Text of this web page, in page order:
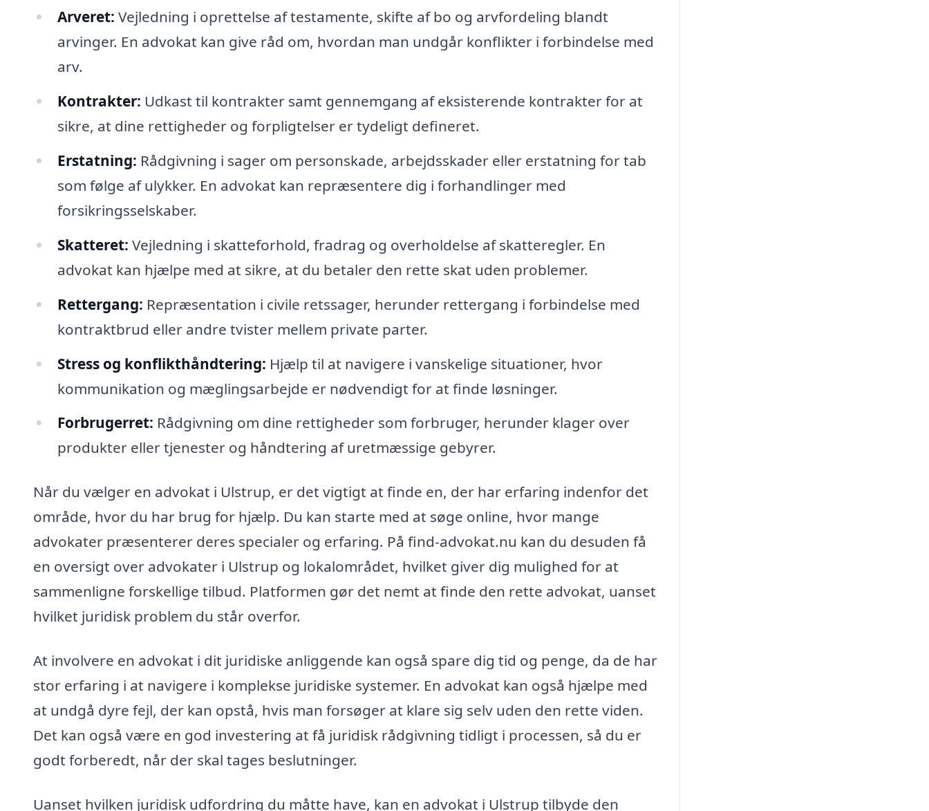
Arveret: Vejledning i oprettelse af testamente, skifte af bo og arvfordeling blandt
arvinger. En advokat kan give råd om, hvordan man undgår konflikter i forbindelse med
arv.
Kontrakter: Udkast til kontrakter samt gennemgang af eksisterende kontrakter for at
sikre, at dine rettigheder og forpligtelser er tydeligt defineret.
Erstatning: Rådgivning i sager om personskade, arbejdsskader eller erstatning for tab
som følge af ulykker. En advokat kan repræsentere dig i forhandlinger med
forsikringsselskaber.
Skatteret: Vejledning i skatteforhold, fradrag og overholdelse af skatteregler. En
advokat kan hjælpe med at sikre, at du betaler den rette skat uden problemer.
Rettergang: Repræsentation i civile retssager, herunder rettergang i forbindelse med
kontraktbrud eller andre tvister mellem private parter.
Stress og konflikthåndtering: Hjælp til at navigere i vanskelige situationer, hvor
kommunikation og mæglingsarbejde er nødvendigt for at finde løsninger.
Forbrugerret: Rådgivning om dine rettigheder som forbruger, herunder klager over
produkter eller tjenester og håndtering af uretmæssige gebyrer.
Når du vælger en advokat i Ulstrup, er det vigtigt at finde en, der har erfaring indenfor det
område, hvor du har brug for hjælp. Du kan starte med at søge online, hvor mange
advokater præsenterer deres specialer og erfaring. På find-advokat.nu kan du desuden få
en oversigt over advokater i Ulstrup og lokalområdet, hvilket giver dig mulighed for at
sammenligne forskellige tilbud. Platformen gør det nemt at finde den rette advokat, uanset
hvilket juridisk problem du står overfor.
At involvere en advokat i dit juridiske anliggende kan også spare dig tid og penge, da de har
stor erfaring i at navigere i komplekse juridiske systemer. En advokat kan også hjælpe med
at undgå dyre fejl, der kan opstå, hvis man forsøger at klare sig selv uden den rette viden.
Det kan også være en god investering at få juridisk rådgivning tidligt i processen, så du er
godt forberedt, når der skal tages beslutninger.
Uanset hvilken juridisk udfordring du måtte have, kan en advokat i Ulstrup tilbyde den